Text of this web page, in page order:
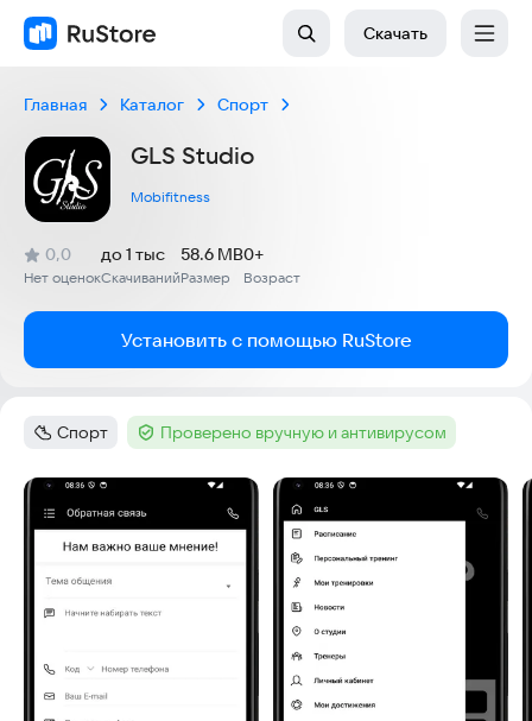
Скачать
Главная Каталог Спорт
GLS Studio
Mobifitness
Рейтинг:
0,0
(
Нет оценок
)
Скачиваний
до 1 тыс
Размер
58.6 MB
Возраст
0+
Установить с помощью RuStore
Категория
Спорт Тег :Проверено вручную и антивирусом
Скриншоты